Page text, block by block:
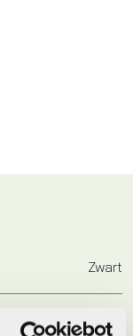
Zwart
KETTINGBLAD